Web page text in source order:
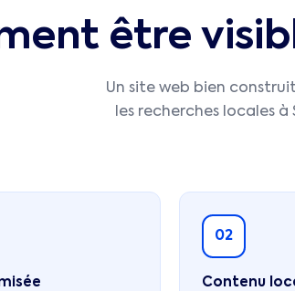
être
Un site web bien
les recherches locales à
02
Contenu